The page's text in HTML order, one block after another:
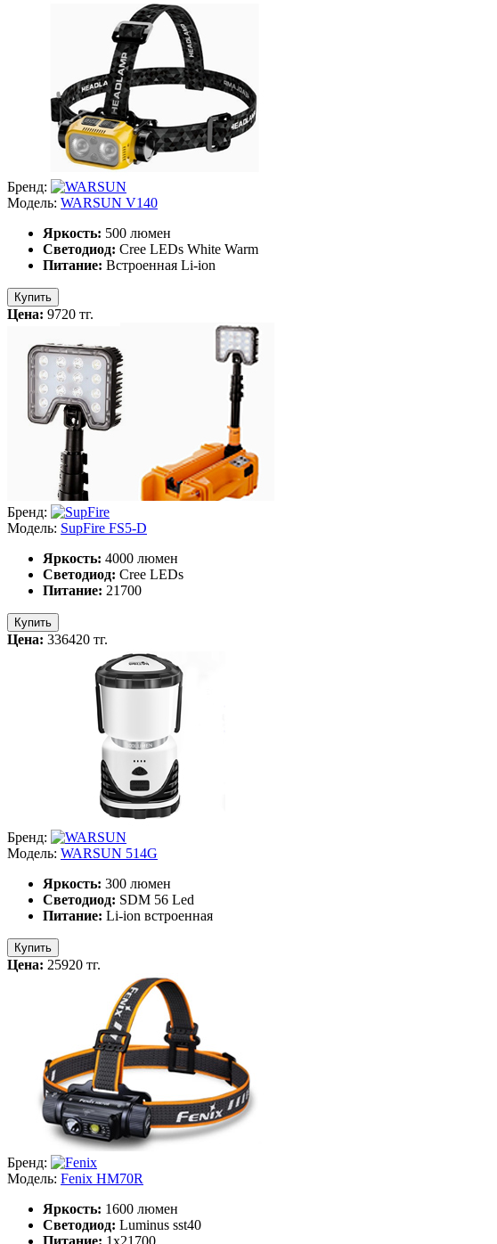
Бренд:
Модель: WARSUN V140
Яркость: 500 люмен
Светодиод: Cree LEDs White Warm
Питание: Встроенная Li-ion
Купить
Цена: 9720 тг.
Бренд:
Модель: SupFire FS5-D
Яркость: 4000 люмен
Светодиод: Cree LEDs
Питание: 21700
Купить
Цена: 336420 тг.
Бренд:
Модель: WARSUN 514G
Яркость: 300 люмен
Светодиод: SDM 56 Led
Питание: Li-ion встроенная
Купить
Цена: 25920 тг.
Бренд:
Модель: Fenix HM70R
Яркость: 1600 люмен
Светодиод: Luminus sst40
Питание: 1x21700